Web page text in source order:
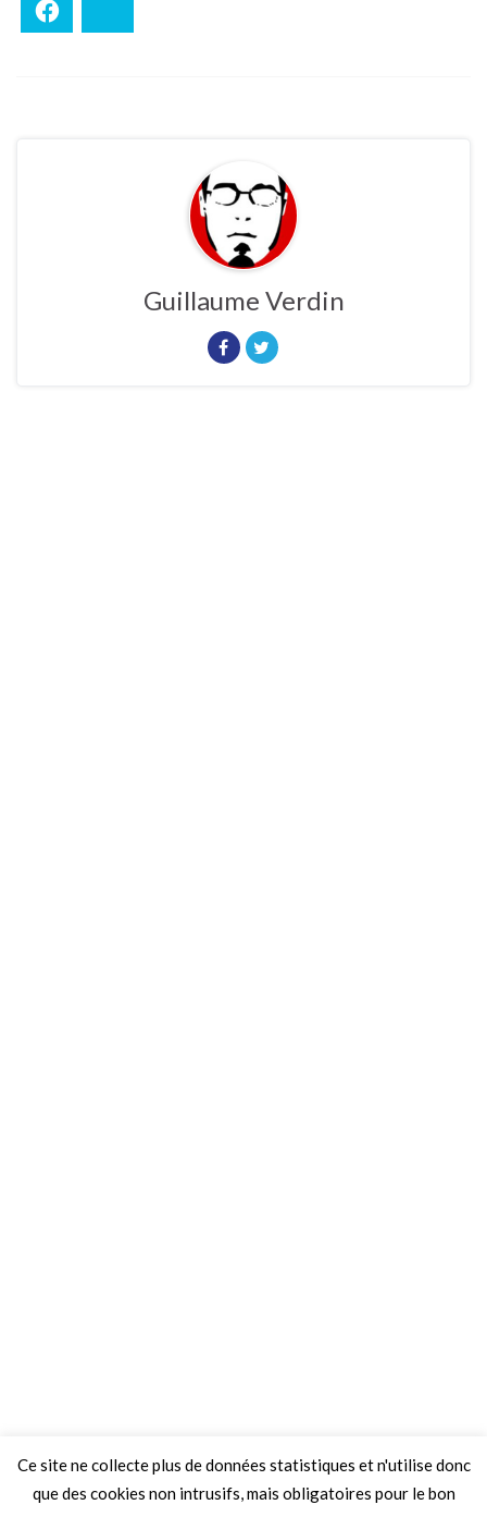
Guillaume Verdin
Ce site ne collecte plus de données statistiques et n'utilise donc
que des cookies non intrusifs, mais obligatoires pour le bon